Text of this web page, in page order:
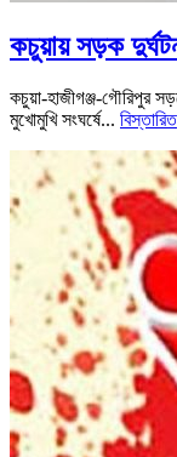
কচুয়ায় সড়ক
কচুয়া-হাজীগঞ্জ-গৌরিপুর
মুখোমুখি সংঘর্ষে... বিস্তারিত